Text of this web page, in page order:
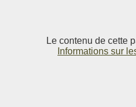
Le contenu de cette
Informations sur